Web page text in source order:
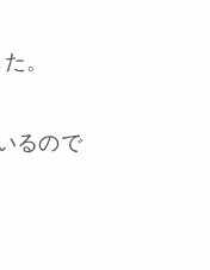
。
るので